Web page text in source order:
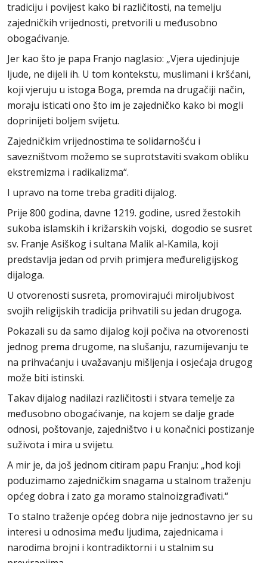
tradiciju i povijest kako bi različitosti, na temelju
zajedničkih vrijednosti, pretvorili u međusobno
obogaćivanje.
Jer kao što je papa Franjo naglasio: „Vjera ujedinjuje
ljude, ne dijeli ih. U tom kontekstu, muslimani i kršćani,
koji vjeruju u istoga Boga, premda na drugačiji način,
moraju isticati ono što im je zajedničko kako bi mogli
doprinijeti boljem svijetu.
Zajedničkim vrijednostima te solidarnošću i
savezništvom možemo se suprotstaviti svakom obliku
ekstremizma i radikalizma“.
I upravo na tome treba graditi dijalog.
Prije 800 godina, davne 1219. godine, usred žestokih
sukoba islamskih i križarskih vojski, dogodio se susret
sv. Franje Asiškog i sultana Malik al-Kamila, koji
predstavlja jedan od prvih primjera međureligijskog
dijaloga.
U otvorenosti susreta, promovirajući miroljubivost
svojih religijskih tradicija prihvatili su jedan drugoga.
Pokazali su da samo dijalog koji počiva na otvorenosti
jednog prema drugome, na slušanju, razumijevanju te
na prihvaćanju i uvažavanju mišljenja i osjećaja drugog
može biti istinski.
Takav dijalog nadilazi različitosti i stvara temelje za
međusobno obogaćivanje, na kojem se dalje grade
odnosi, poštovanje, zajedništvo i u konačnici postizanje
suživota i mira u svijetu.
A mir je, da još jednom citiram papu Franju: „hod koji
poduzimamo zajedničkim snagama u stalnom traženju
općeg dobra i zato ga moramo stalnoizgrađivati.“
To stalno traženje općeg dobra nije jednostavno jer su
interesi u odnosima među ljudima, zajednicama i
narodima brojni i kontradiktorni i u stalnim su